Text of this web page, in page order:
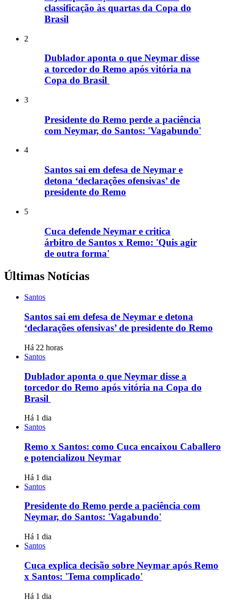
classificação às quartas da Copa do
Brasil
2
Dublador aponta o que Neymar disse
a torcedor do Remo após vitória na
Copa do Brasil
3
Presidente do Remo perde a paciência
com Neymar, do Santos: 'Vagabundo'
4
Santos sai em defesa de Neymar e
detona ‘declarações ofensivas’ de
presidente do Remo
5
Cuca defende Neymar e critica
árbitro de Santos x Remo: 'Quis agir
de outra forma'
Últimas Notícias
Santos
Santos sai em defesa de Neymar e detona
‘declarações ofensivas’ de presidente do Remo
Há 22 horas
Santos
Dublador aponta o que Neymar disse a
torcedor do Remo após vitória na Copa do
Brasil
Há 1 dia
Santos
Remo x Santos: como Cuca encaixou Caballero
e potencializou Neymar
Há 1 dia
Santos
Presidente do Remo perde a paciência com
Neymar, do Santos: 'Vagabundo'
Há 1 dia
Santos
Cuca explica decisão sobre Neymar após Remo
x Santos: 'Tema complicado'
Há 1 dia